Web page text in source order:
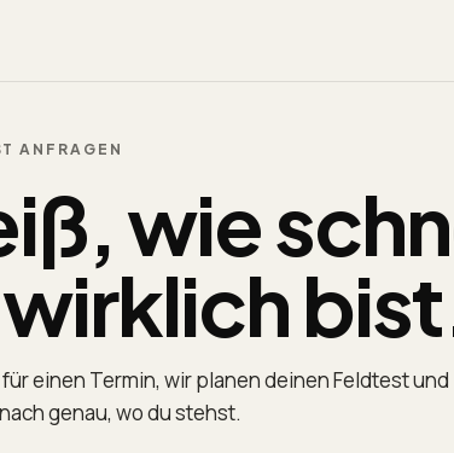
ANFRAGEN
wie
einen Termin, wir planen deinen Feldtest und
genau, wo du stehst.